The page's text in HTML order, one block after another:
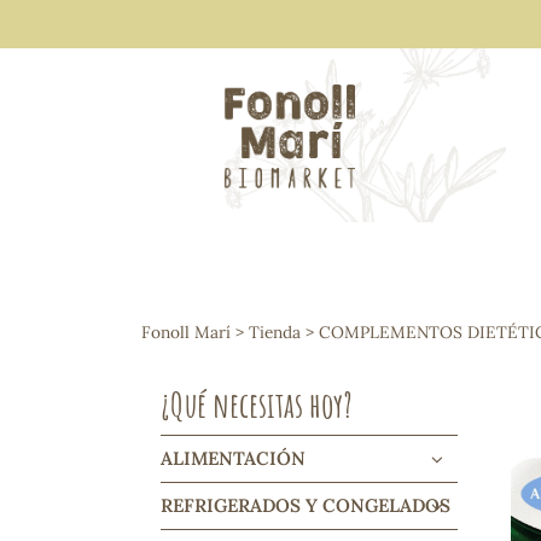
Arroces y legumbres
Frutos secos y snacks
Cereales, mueslis, hinchados y
Galletas y dulces
Vinos y cavas
Condimentos y salsas
Harinas y sémolas
Pasta
Fonoll Marí > Tienda > COMPLEMENTOS
¿Qué necesitas hoy?
ALIMENTACIÓN
REFRIGERADOS Y CONGELADOS